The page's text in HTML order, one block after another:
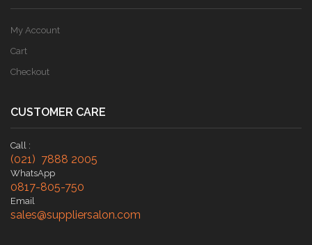
My Account
Cart
Checkout
CUSTOMER CARE
Call :
(021) 7888 2005
WhatsApp
0817-805-750
Email
sales@suppliersalon.com